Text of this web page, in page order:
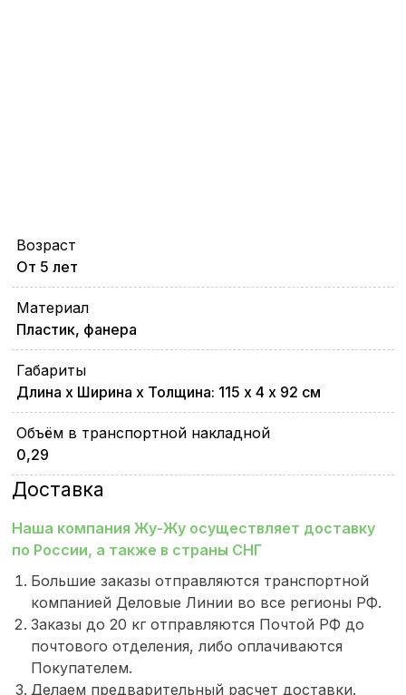
Возраст
От 5 лет
Материал
Пластик, фанера
Габариты
Длина х Ширина х Толщина: 115 х 4 х 92 см
Объём в транспортной накладной
0,29
Доставка
Наша компания Жу-Жу осуществляет доставку
по России, а также в страны СНГ
Большие заказы отправляются транспортной
компанией Деловые Линии во все регионы РФ.
Заказы до 20 кг отправляются Почтой РФ до
почтового отделения, либо оплачиваются
Покупателем.
Делаем предварительный расчет доставки.